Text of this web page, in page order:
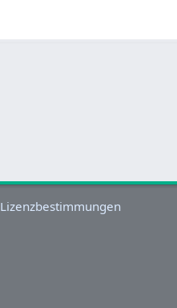
Lizenzbestimmungen